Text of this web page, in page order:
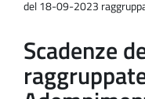
Entrate
del 18-09-2023
Scadenze